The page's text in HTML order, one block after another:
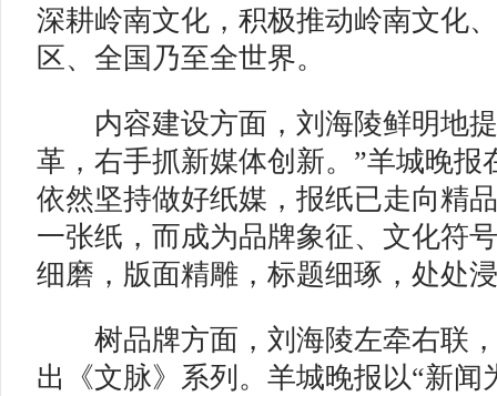
深耕岭南文化，积极推动岭南文化
区、全国乃至全世界。
内容建设方面，刘海陵鲜明地提
革，右手抓新媒体创新。”羊城晚报
依然坚持做好纸媒，报纸已走向精
一张纸，而成为品牌象征、文化符
细磨，版面精雕，标题细琢，处处
树品牌方面，刘海陵左牵右联，
出《文脉》系列。羊城晚报以“新闻